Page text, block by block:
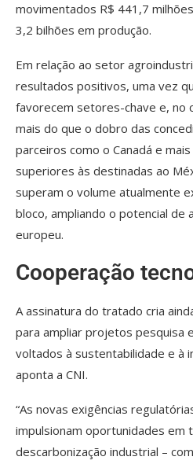
movimentados R$ 441,7
3,2 bilhões em produção.
Em relação ao setor
resultados positivos, uma vez
favorecem setores-chave e, no
mais do que o dobro das
parceiros como o Canadá e
superiores às destinadas ao
superam o volume atualmente
bloco, ampliando o potencial de
europeu.
Cooperação
A assinatura do tratado cria
para ampliar projetos pesquisa
voltados à sustentabilidade e à
aponta a CNI.
“As novas exigências
impulsionam oportunidades em
descarbonização industrial –